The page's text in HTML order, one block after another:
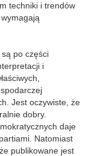
techniki i trendów
po części
i
Jest oczywiste, że
dobry.
daje
Natomiast
publikowane jest